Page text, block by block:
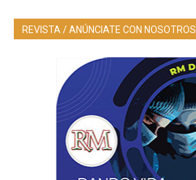
REVISTA / ANÚNCIATE CON NOSOTROS